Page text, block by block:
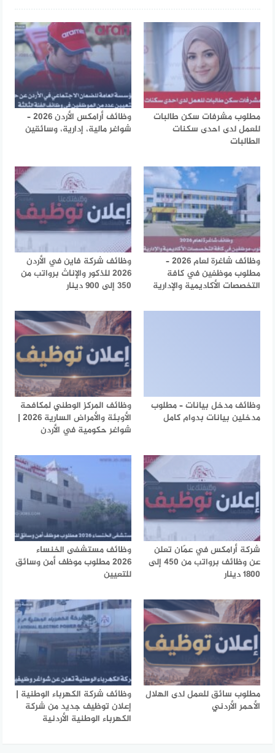
مطلوب مشرفات سكن طالبات
للعمل لدى احدى سكنات
الطالبات
وظائف أرامكس الأردن 2026 –
شواغر مالية، إدارية، وسائقين
وظائف شاغرة لعام 2026 –
مطلوب موظفين في كافة
التخصصات الأكاديمية والإدارية
وظائف شركة فاين في الأردن
2026 للذكور والإناث برواتب من
350 إلى 900 دينار
وظائف مدخل بيانات – مطلوب
مدخلين بيانات بدوام كامل
وظائف المركز الوطني لمكافحة
الأوبئة والأمراض السارية 2026 |
شواغر حكومية في الأردن
شركة أرامكس في عمّان تعلن
عن وظائف برواتب من 450 إلى
1800 دينار
وظائف مستشفى الخنساء
2026 مطلوب موظف أمن وسائق
للتعيين
مطلوب سائق للعمل لدى الهلال
الأحمر الأردني
وظائف شركة الكهرباء الوطنية |
إعلان توظيف جديد من شركة
الكهرباء الوطنية الأردنية